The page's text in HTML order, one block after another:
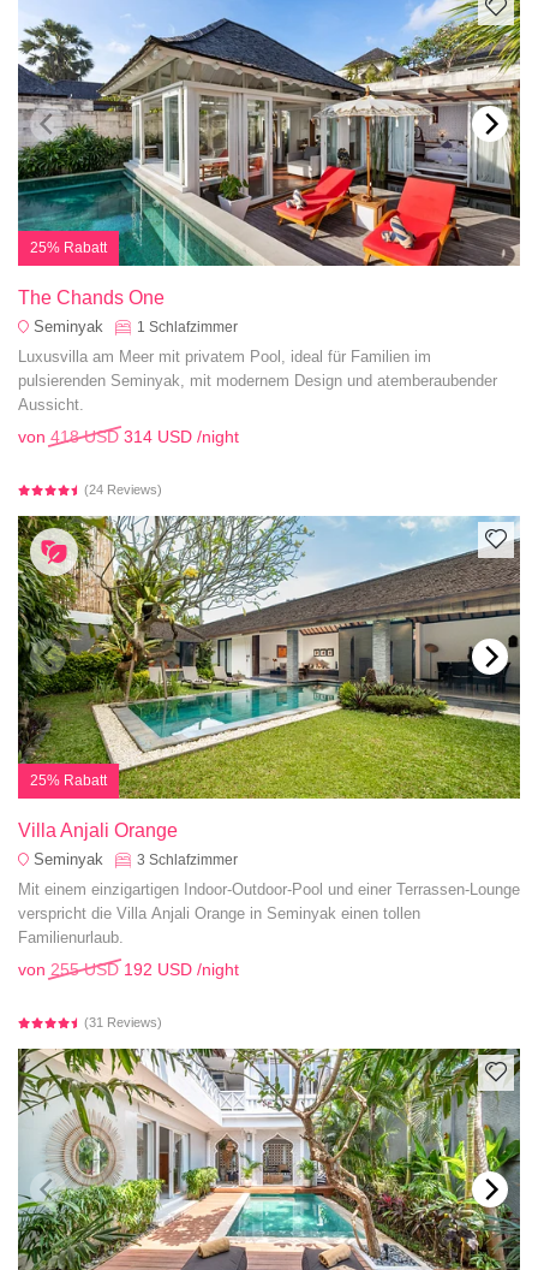
25% Rabatt
The Chands One
Seminyak 1 Schlafzimmer
Luxusvilla am Meer mit privatem Pool, ideal für Familien im
pulsierenden Seminyak, mit modernem Design und atemberaubender
Aussicht.
von 418 USD 314 USD /night
(24 Reviews)
25% Rabatt
Villa Anjali Orange
Seminyak 3 Schlafzimmer
Mit einem einzigartigen Indoor-Outdoor-Pool und einer Terrassen-Lounge
verspricht die Villa Anjali Orange in Seminyak einen tollen
Familienurlaub.
von 255 USD 192 USD /night
(31 Reviews)